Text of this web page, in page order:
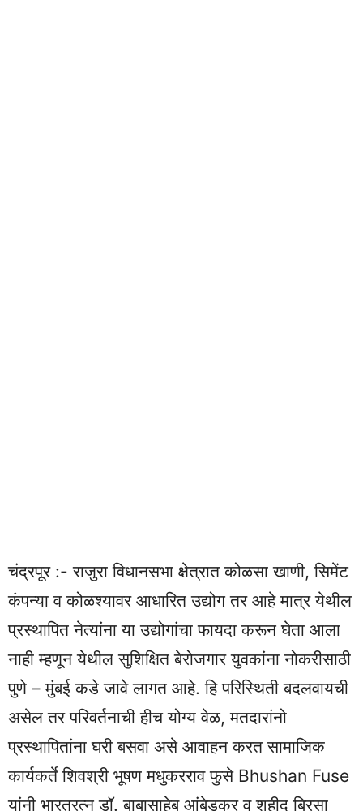
चंद्रपूर :- राजुरा विधानसभा क्षेत्रात कोळसा खाणी, सिमेंट
कंपन्या व कोळश्यावर आधारित उद्योग तर आहे मात्र येथील
प्रस्थापित नेत्यांना या उद्योगांचा फायदा करून घेता आला
नाही म्हणून येथील सुशिक्षित बेरोजगार युवकांना नोकरीसाठी
पुणे – मुंबई कडे जावे लागत आहे. हि परिस्थिती बदलवायची
असेल तर परिवर्तनाची हीच योग्य वेळ, मतदारांनो
प्रस्थापितांना घरी बसवा असे आवाहन करत सामाजिक
कार्यकर्ते शिवश्री भूषण मधुकरराव फुसे Bhushan Fuse
यांनी भारतरत्न डॉ. बाबासाहेब आंबेडकर व शहीद बिरसा